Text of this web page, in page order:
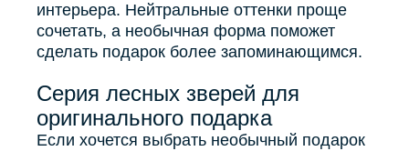
интерьера. Нейтральные оттенки проще
сочетать, а необычная форма поможет
сделать подарок более запоминающимся.
Серия лесных зверей для
оригинального подарка
Если хочется выбрать необычный подарок